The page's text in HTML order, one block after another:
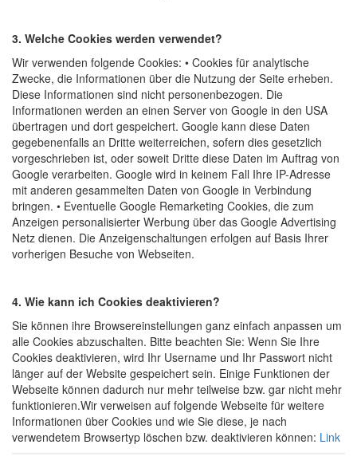
3. Welche Cookies werden verwendet?
Wir verwenden folgende Cookies: • Cookies für analytische
Zwecke, die Informationen über die Nutzung der Seite erheben.
Diese Informationen sind nicht personenbezogen. Die
Informationen werden an einen Server von Google in den USA
übertragen und dort gespeichert. Google kann diese Daten
gegebenenfalls an Dritte weiterreichen, sofern dies gesetzlich
vorgeschrieben ist, oder soweit Dritte diese Daten im Auftrag von
Google verarbeiten. Google wird in keinem Fall Ihre IP-Adresse
mit anderen gesammelten Daten von Google in Verbindung
bringen. • Eventuelle Google Remarketing Cookies, die zum
Anzeigen personalisierter Werbung über das Google Advertising
Netz dienen. Die Anzeigenschaltungen erfolgen auf Basis Ihrer
vorherigen Besuche von Webseiten.
4. Wie kann ich Cookies deaktivieren?
Sie können ihre Browsereinstellungen ganz einfach anpassen um
alle Cookies abzuschalten. Bitte beachten Sie: Wenn Sie Ihre
Cookies deaktivieren, wird Ihr Username und Ihr Passwort nicht
länger auf der Website gespeichert sein. Einige Funktionen der
Webseite können dadurch nur mehr teilweise bzw. gar nicht mehr
funktionieren.Wir verweisen auf folgende Webseite für weitere
Informationen über Cookies und wie Sie diese, je nach
verwendetem Browsertyp löschen bzw. deaktivieren können: Link